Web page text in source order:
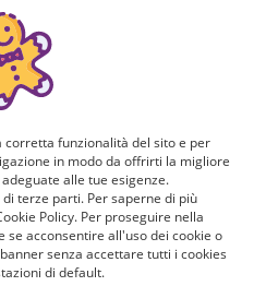
funzionalità del sito e per
in modo da offrirti la migliore
alle tue esigenze.
terze parti. Per saperne di più
Policy. Per proseguire nella
se acconsentire all'uso dei cookie o
senza accettare tutti i cookies
di default.